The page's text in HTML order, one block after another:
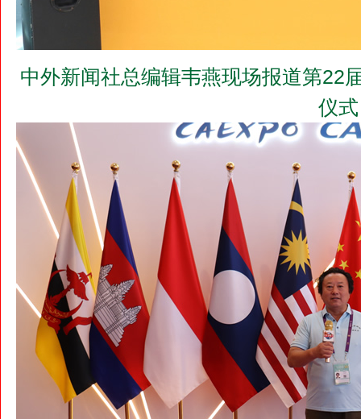
中外新闻社总编辑韦燕现场报道第
仪式